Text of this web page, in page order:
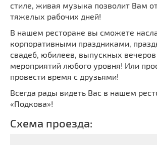
стиле, живая музыка позволит Вам
тяжелых рабочих дней!
B нашем ресторане вы сможете
корпоративными праздниками,
свадеб, юбилеев, выпускных вечеров
мероприятий любого уровня! Или
провести время с друзьями!
Всегда рады видеть Вас в нашем
«Подкова»!
Схема проезда: